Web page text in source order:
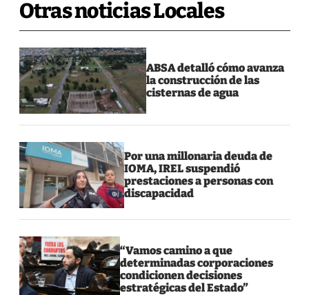
Otras noticias Locales
ABSA detalló cómo avanza
la construcción de las
cisternas de agua
Por una millonaria deuda de
IOMA, IREL suspendió
prestaciones a personas con
discapacidad
“Vamos camino a que
determinadas corporaciones
condicionen decisiones
estratégicas del Estado”